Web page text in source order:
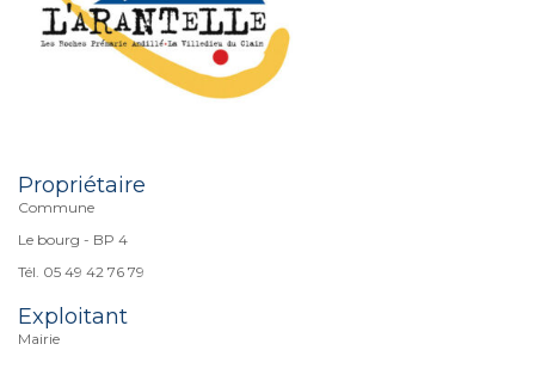
Propriétaire
Commune
Le bourg - BP 4
Tél. 05 49 42 76 79
Exploitant
Mairie